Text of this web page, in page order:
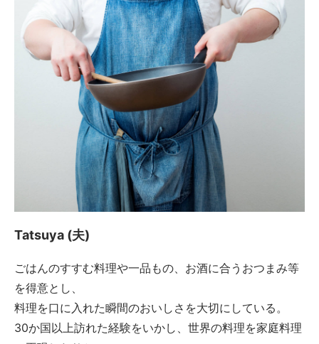
Tatsuya (夫)
ごはんのすすむ料理や一品もの、お酒に合うおつまみ等
を得意とし、
料理を口に入れた瞬間のおいしさを大切にしている。
30か国以上訪れた経験をいかし、世界の料理を家庭料理